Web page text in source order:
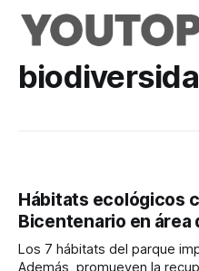
Hábitats ecológicos
Bicentenario en área
Los 7 hábitats del parque
Además, promueven la